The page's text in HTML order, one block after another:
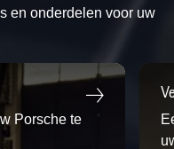
en onderdelen voor uw
Porsche te